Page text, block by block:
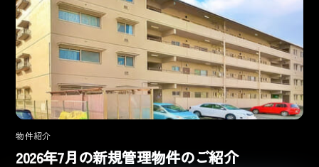
物件紹介
2026年7月の新規管理物件のご紹介